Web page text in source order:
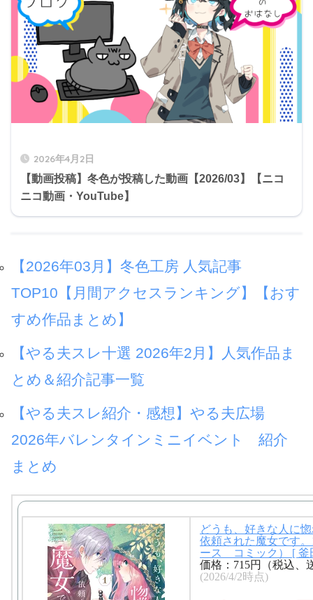
2026年4月2日
【動画投稿】冬色が投稿した動画【2026/03】【ニコ
ニコ動画・YouTube】
【2026年03月】冬色工房 人気記事
TOP10【月間アクセスランキング】【おす
すめ作品まとめ】
【やる夫スレ十選 2026年2月】人気作品ま
とめ＆紹介記事一覧
【やる夫スレ紹介・感想】やる夫広場
2026年バレンタインミニイベント 紹介
まとめ
どうも、好きな人に
依頼された魔女です
ース コミック） [ 釜
価格：715円（税込、
(2026/4/2時点)